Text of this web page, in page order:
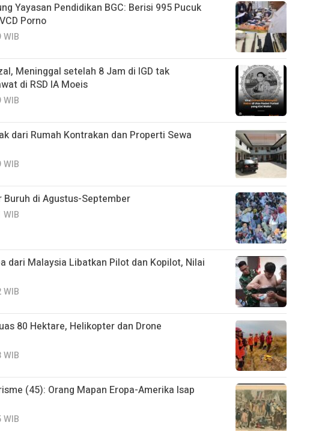
Yayasan Pendidikan BGC: Berisi 995 Pucuk
Porno
WIB
Meninggal setelah 8 Jam di IGD tak
di RSD IA Moeis
WIB
dari Rumah Kontrakan dan Properti Sewa
WIB
Buruh di Agustus-September
WIB
dari Malaysia Libatkan Pilot dan Kopilot, Nilai
WIB
80 Hektare, Helikopter dan Drone
WIB
(45): Orang Mapan Eropa-Amerika Isap
WIB